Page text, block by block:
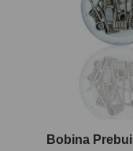
Bobina